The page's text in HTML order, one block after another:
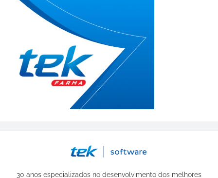
30 anos especializados no desenvolvimento dos melhores